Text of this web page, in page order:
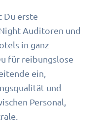
Du erste
Auditoren und
in ganz
für reibungslose
ein,
und
Personal,